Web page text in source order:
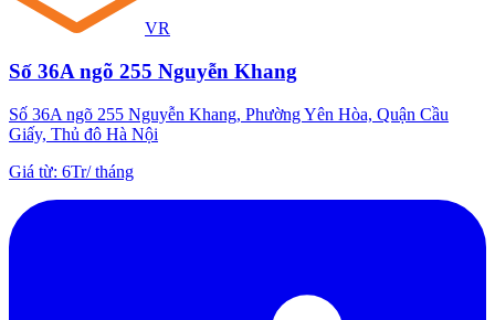
VR
Số 36A ngõ 255 Nguyễn Khang
Số 36A ngõ 255 Nguyễn Khang, Phường Yên Hòa, Quận Cầu
Giấy, Thủ đô Hà Nội
Giá từ: 6Tr/tháng